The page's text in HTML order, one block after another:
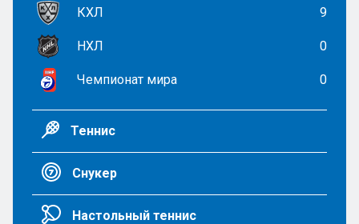
КХЛ 9
НХЛ 0
Чемпионат мира 0
Теннис
Снукер
Настольный теннис